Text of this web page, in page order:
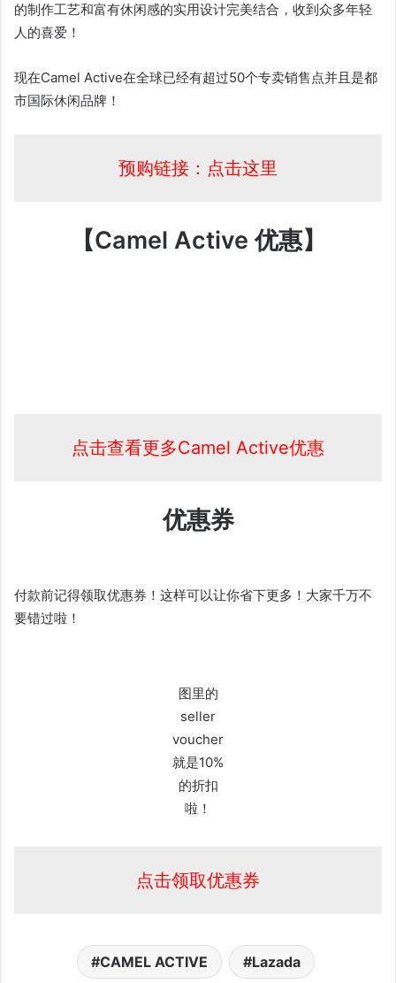
的制作工艺和富有休闲感的实用设计完美结合，收到众多年轻
人的喜爱！
现在Camel Active在全球已经有超过50个专卖销售点并且是都
市国际休闲品牌！
预购链接：点击这里
【Camel Active 优惠】
点击查看更多Camel Active优惠
优惠券
付款前记得领取优惠券！这样可以让你省下更多！大家千万不
要错过啦！
图里的
seller
voucher
就是10%
的折扣
啦！
点击领取优惠券
CAMEL ACTIVE Lazada